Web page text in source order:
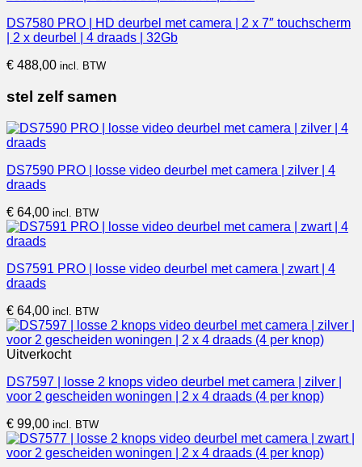
DS7580 PRO | HD deurbel met camera | 2 x 7″ touchscherm
| 2 x deurbel | 4 draads | 32Gb
€ 488,00 incl. BTW
stel zelf samen
DS7590 PRO | losse video deurbel met camera | zilver | 4
draads
€ 64,00 incl. BTW
DS7591 PRO | losse video deurbel met camera | zwart | 4
draads
€ 64,00 incl. BTW
Uitverkocht
DS7597 | losse 2 knops video deurbel met camera | zilver |
voor 2 gescheiden woningen | 2 x 4 draads (4 per knop)
€ 99,00 incl. BTW